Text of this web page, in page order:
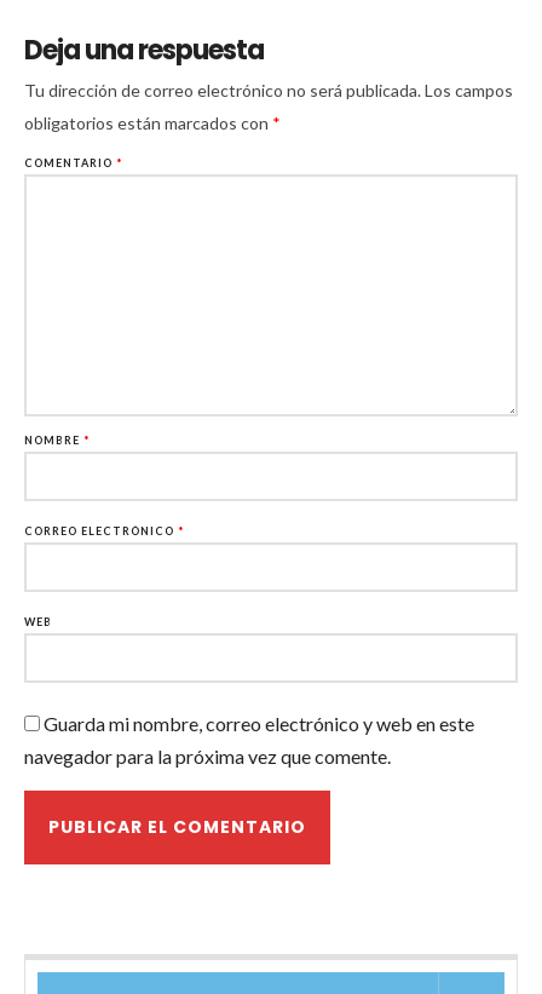
Deja una respuesta
Tu dirección de correo electrónico no será publicada.Los campos
obligatorios están marcados con *
COMENTARIO *
NOMBRE *
CORREO ELECTRÓNICO *
WEB
Guarda mi nombre, correo electrónico y web en este
navegador para la próxima vez que comente.